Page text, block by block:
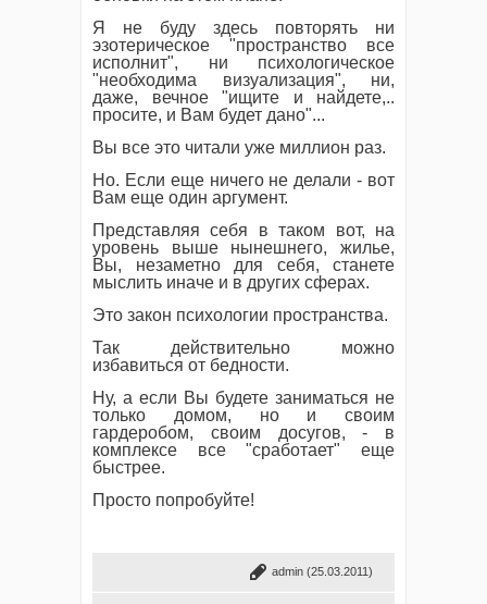
Я не буду здесь повторять ни
эзотерическое "пространство все
исполнит", ни психологическое
"необходима визуализация", ни,
даже, вечное "ищите и найдете,..
просите, и Вам будет дано"...
Вы все это читали уже миллион раз.
Но. Если еще ничего не делали - вот
Вам еще один аргумент.
Представляя себя в таком вот, на
уровень выше нынешнего, жилье,
Вы, незаметно для себя, станете
мыслить иначе и в других сферах.
Это закон психологии пространства.
Так действительно можно
избавиться от бедности.
Ну, а если Вы будете заниматься не
только домом, но и своим
гардеробом, своим досугов, - в
комплексе все "сработает" еще
быстрее.
Просто попробуйте!
admin (25.03.2011)